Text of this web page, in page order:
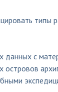
типы
данных с
островов